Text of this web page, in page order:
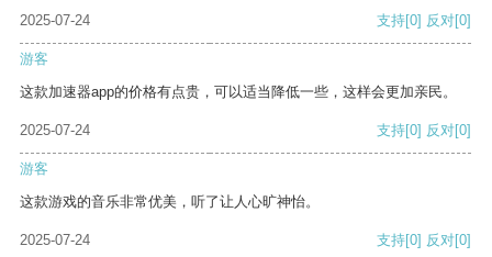
2025-07-24
支持[0] 反对[0]
游客
这款加速器app的价格有点贵，可以适当降低一些，这样会更加亲民。
2025-07-24 支持[0] 反对[0]
游客
这款游戏的音乐非常优美，听了让人心旷神怡。
2025-07-24 支持[0] 反对[0]